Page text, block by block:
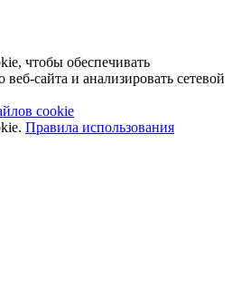
чтобы обеспечивать
сайта и анализировать сетевой
cookie
Правила использования